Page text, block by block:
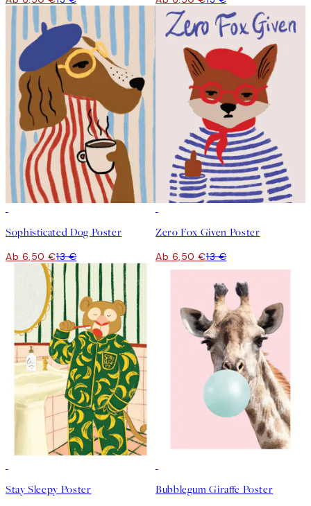
Sophisticated Dog Poster
Ab 6,50 €13 €
Zero Fox Given Poster
Ab 6,50 €13 €
Stay Sleepy Poster Bubblegum Giraffe Poster